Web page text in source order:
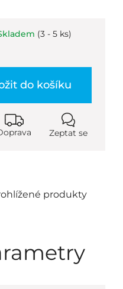
(3 - 5 ks)
do košíku
Zeptat se
produkty